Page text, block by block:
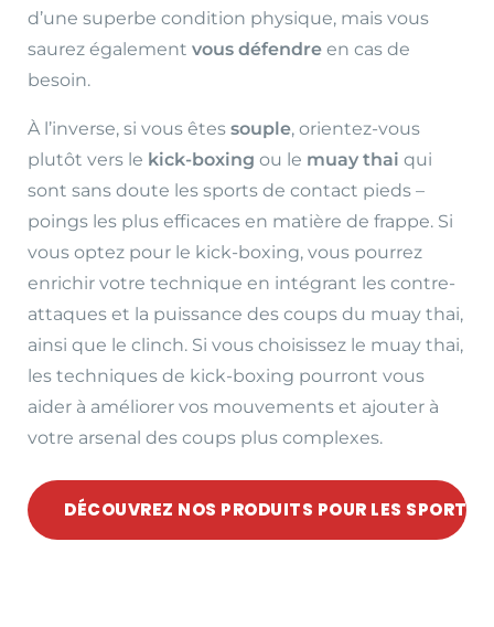
d’une superbe condition physique, mais vous
saurez également vous défendre en cas de
besoin.
À l’inverse, si vous êtes souple, orientez-vous
plutôt vers le kick-boxing ou le muay thai qui
sont sans doute les sports de contact pieds –
poings les plus efficaces en matière de frappe. Si
vous optez pour le kick-boxing, vous pourrez
enrichir votre technique en intégrant les contre-
attaques et la puissance des coups du muay thai,
ainsi que le clinch. Si vous choisissez le muay thai,
les techniques de kick-boxing pourront vous
aider à améliorer vos mouvements et ajouter à
votre arsenal des coups plus complexes.
DÉCOUVREZ NOS PRODUITS POUR LES SPORTS